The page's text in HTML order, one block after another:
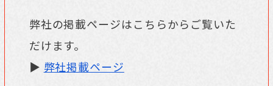
弊社の掲載ページはこちらからご覧いた
だけます。
▶ 弊社掲載ページ